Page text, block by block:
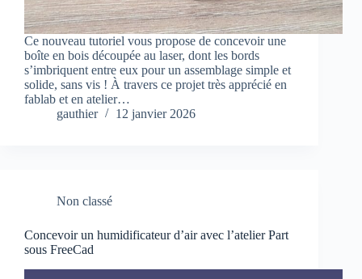
Ce nouveau tutoriel vous propose de concevoir une
boîte en bois découpée au laser, dont les bords
s’imbriquent entre eux pour un assemblage simple et
solide, sans vis ! À travers ce projet très apprécié en
fablab et en atelier…
gauthier
12 janvier 2026
Non classé
Concevoir un humidificateur d’air avec l’atelier Part
sous FreeCad